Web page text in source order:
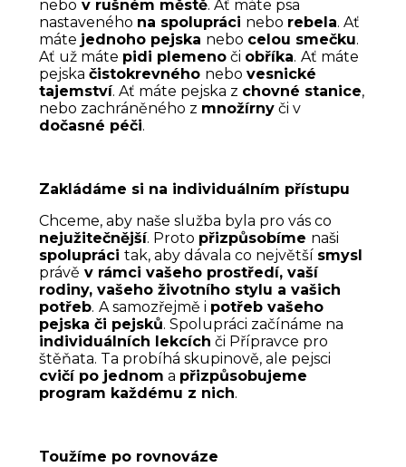
nebo v rušném městě. Ať máte psa
nastaveného na spolupráci nebo rebela. Ať
máte jednoho pejska nebo celou smečku.
Ať už máte pidi plemenoči obříka. Ať máte
pejska čistokrevného nebo vesnické
tajemství. Ať máte pejska z chovné stanice,
nebo zachráněného z množírnyči v
dočasné péči.
Zakládáme si na individuálním přístupu
Chceme, aby naše služba byla pro vás co
nejužitečnější. Proto přizpůsobíme naši
spolupráci tak, aby dávala co největší smysl
právě v rámci vašeho prostředí, vaší
rodiny, vašeho životního stylu a vašich
potřeb. A samozřejmě i potřeb vašeho
pejska či pejsků. Spolupráci začínáme na
individuálních lekcích či Přípravce pro
štěňata. Ta probíhá skupinově, ale pejsci
cvičí po jednom a přizpůsobujeme
program každému z nich.
Toužíme po rovnováze